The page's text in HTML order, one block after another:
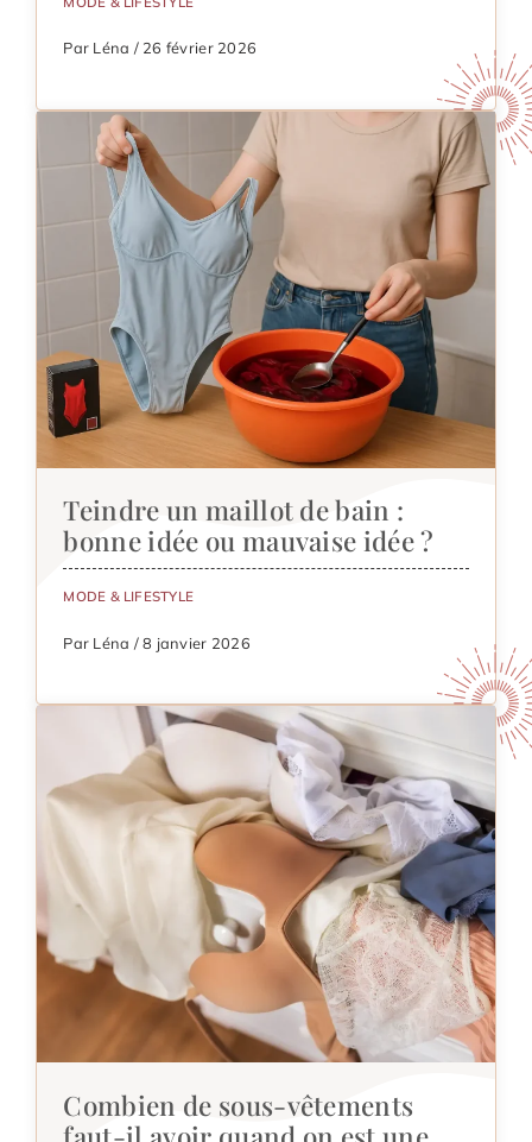
Par Léna / 26 février 2026
Teindre un maillot de bain :
bonne idée ou mauvaise idée ?
MODE & LIFESTYLE
Par Léna / 8 janvier 2026
Combien de sous-vêtements